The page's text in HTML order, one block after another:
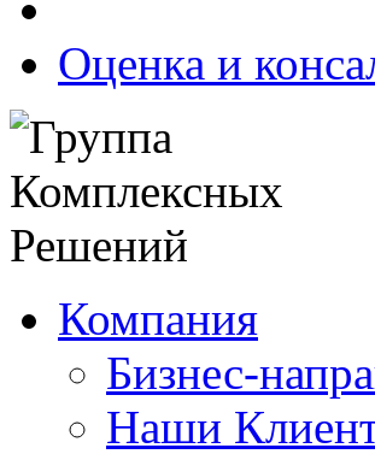
Оценка и
Компания
Бизнес-
Наши